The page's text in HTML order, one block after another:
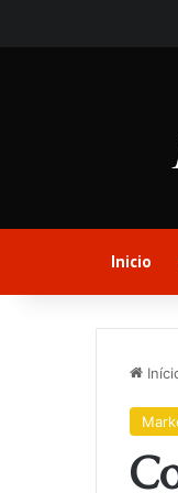
Inicio